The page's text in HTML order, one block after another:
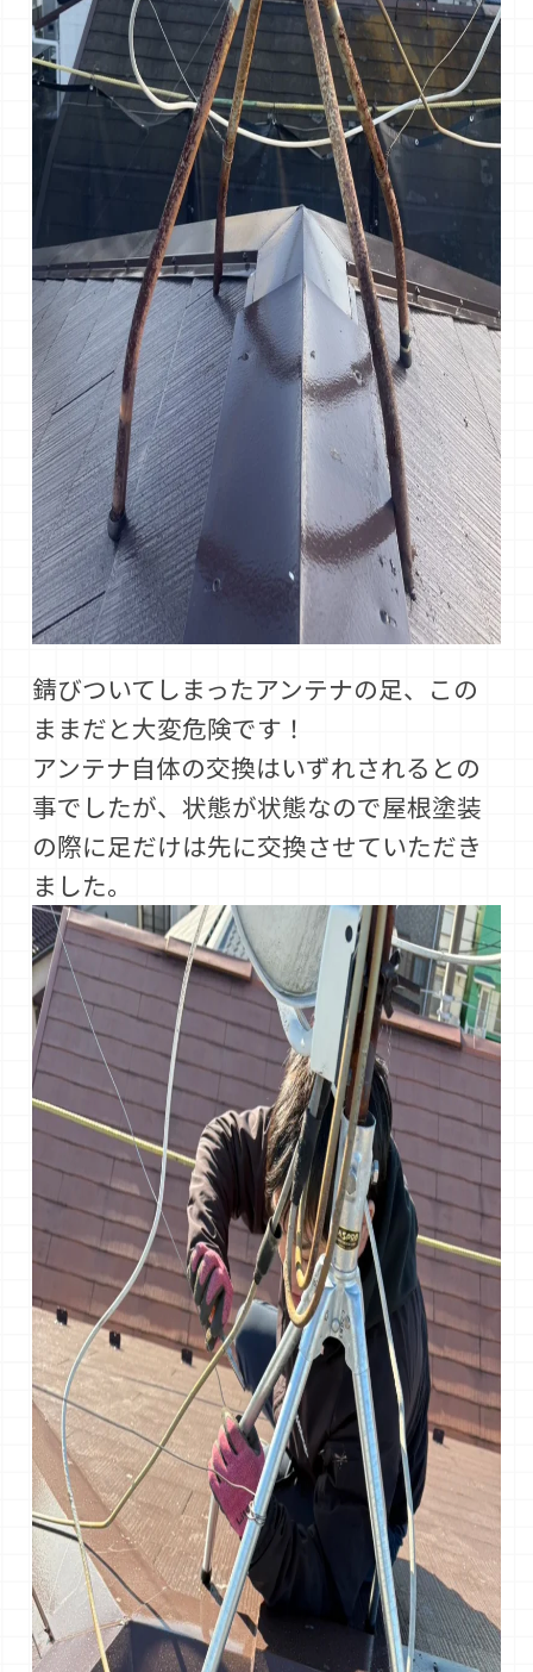
錆びついてしまったアンテナの足、この
ままだと大変危険です！
アンテナ自体の交換はいずれされるとの
事でしたが、状態が状態なので屋根塗装
の際に足だけは先に交換させていただき
ました。